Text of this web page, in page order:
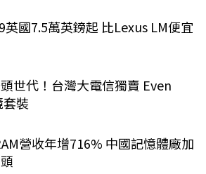
英國7.5萬英鎊起 比Lexus LM便宜
世代！台灣大電信獨賣 Even
套裝
營收年增716% 中國記憶體廠加